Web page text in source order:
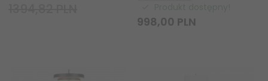
998,00 PLN